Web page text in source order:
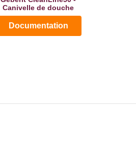
Canivelle de douche
Documentation